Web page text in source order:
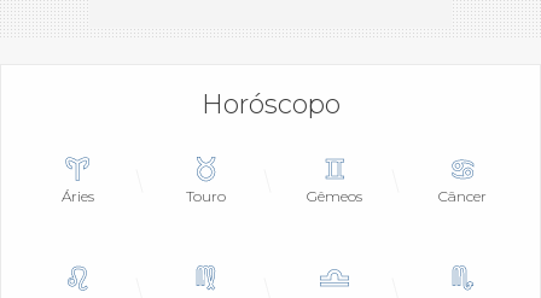
Horóscopo
Áries Touro Gêmeos Câncer